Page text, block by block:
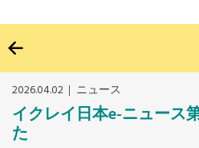
2026.04.02 ニュース
イクレイ日本e-ニュース
た